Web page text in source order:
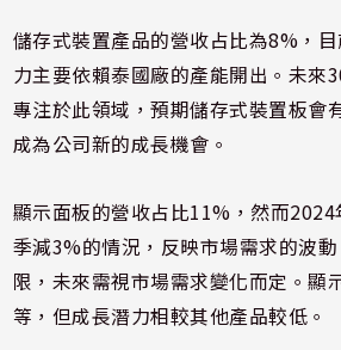
儲存式裝置產品的營收占比為8%，
力主要依賴泰國廠的產能開出。未來
專注於此領域，預期儲存式裝置板會
成為公司新的成長機會。
顯示面板的營收占比11%，然而
季減3%的情況，反映市場需求的波
限，未來需視市場需求變化而定。顯
等，但成長潛力相較其他產品較低。